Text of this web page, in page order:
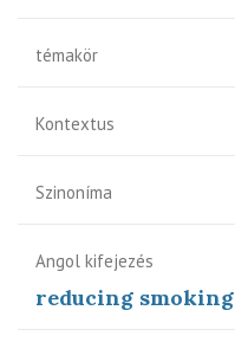
témakör
Kontextus
Szinoníma
Angol kifejezés
reducing smoking